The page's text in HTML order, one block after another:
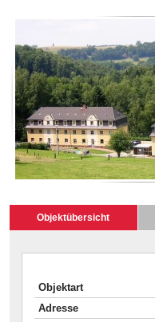
Objektübersicht
Objektart
Adresse